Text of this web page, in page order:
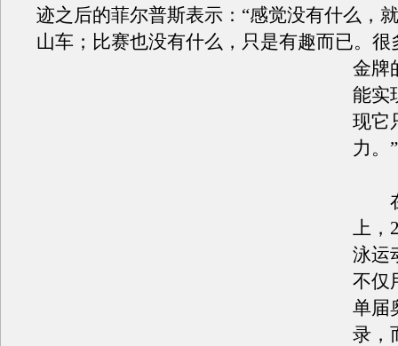
迹之后的菲尔普斯表示：“感觉没有什么，
山车；比赛也没有什么，只是有趣而已。 很
金牌
能实
现它
力。”
在
上，
泳运
不仅
单届
录，